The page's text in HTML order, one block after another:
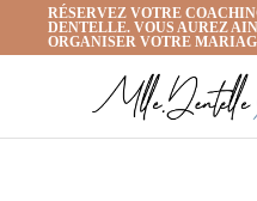
RÉSERVEZ VOTRE
DENTELLE. VOUS AUREZ
ORGANISER VOTRE